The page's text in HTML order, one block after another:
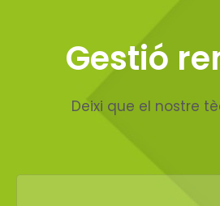
Gestió
Deixi que el nostre